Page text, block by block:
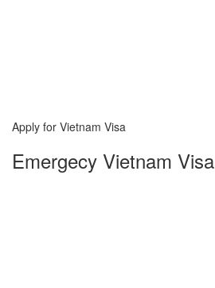
Apply for Vietnam Visa
Emergecy Vietnam Visa